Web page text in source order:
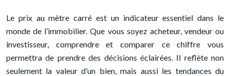
Le prix au mètre carré est un indicateur essentiel dans le
monde de l’immobilier. Que vous soyez acheteur, vendeur ou
investisseur, comprendre et comparer ce chiffre vous
permettra de prendre des décisions éclairées. Il reflète non
seulement la valeur d’un bien, mais aussi les tendances du